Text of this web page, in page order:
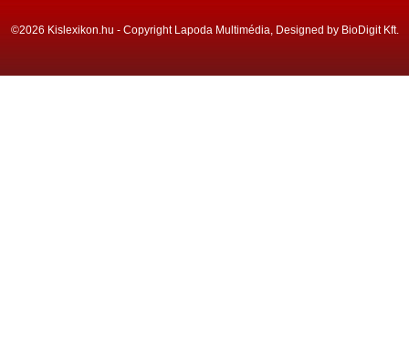
©2026 Kislexikon.hu - Copyright Lapoda Multimédia, Designed by BioDigit Kft.